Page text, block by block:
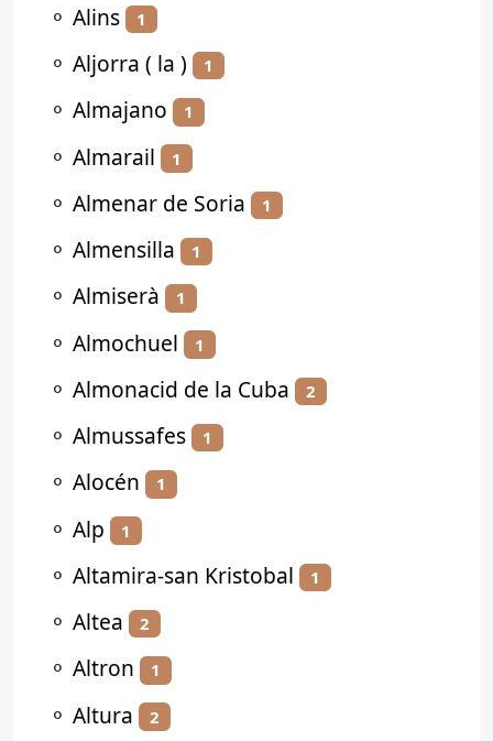
⚬ Alins 1
⚬ Aljorra ( la ) 1
⚬ Almajano 1
⚬ Almarail 1
⚬ Almenar de Soria 1
⚬ Almensilla 1
⚬ Almiserà 1
⚬ Almochuel 1
⚬ Almonacid de la Cuba 2
⚬ Almussafes 1
⚬ Alocén 1
⚬ Alp 1
⚬ Altamira-san Kristobal 1
⚬ Altea 2
⚬ Altron 1
⚬ Altura 2